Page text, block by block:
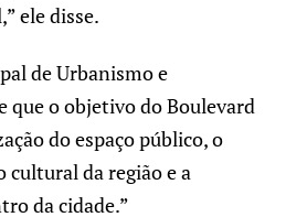
ele disse.
de Urbanismo e
que o objetivo do Boulevard
do espaço público, o
cultural da região e a
da cidade.”